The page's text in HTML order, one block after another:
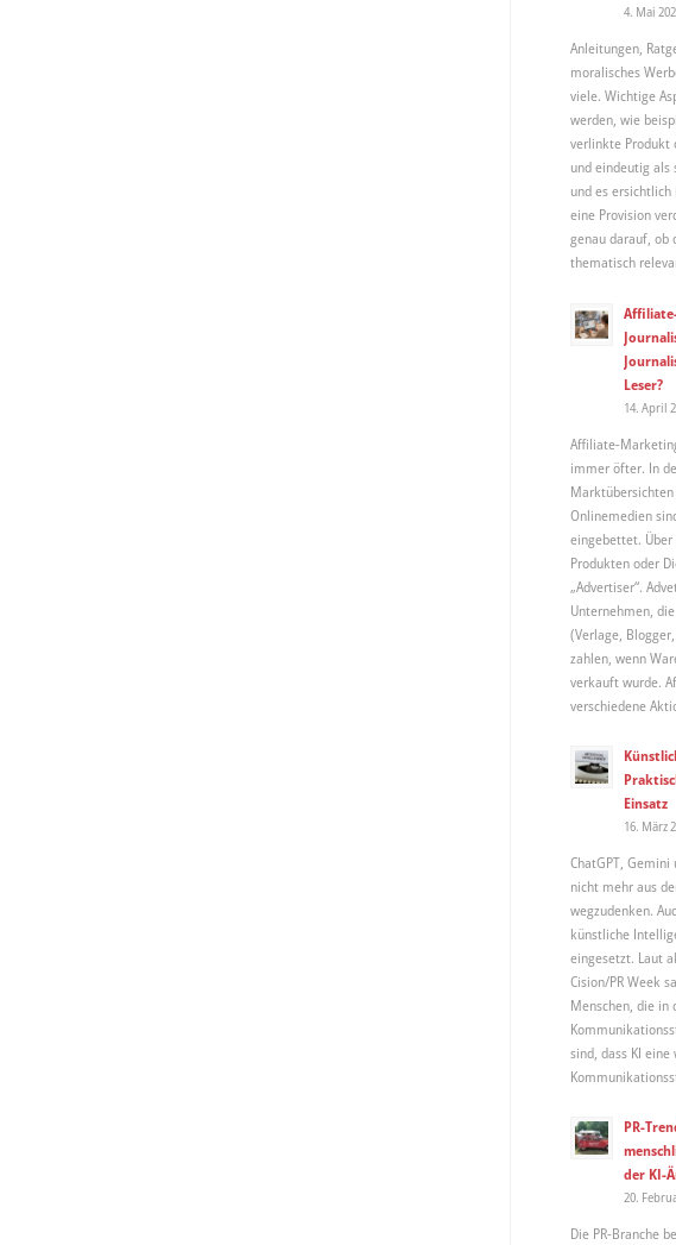
4. Mai
Anleitungen,
moralisches
viele. Wichtige
werden, wie
verlinkte Produkt
und eindeutig als
und es
eine Provision
genau darauf, ob
thematisch
Leser?
14. April
Affiliate-
immer öfter. In
Onlinemedien
eingebettet. Über
Produkten oder
„Advertiser“.
Unternehmen,
(Verlage,
zahlen, wenn
verkauft wurde.
verschiedene
Einsatz
16. März
ChatGPT,
nicht mehr aus
wegzudenken.
künstliche
eingesetzt. Laut
Cision/PR Week
Menschen, die in
sind, dass KI
PR-
der KI-
20.
Die PR-Branche